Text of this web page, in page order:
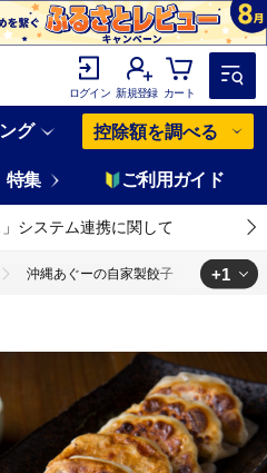
ログイン 新規登録 カート
グ 控除額を調べる
特集 ご利用ガイド
」システム連携に関して
沖縄あぐーの自家製餃子 +1